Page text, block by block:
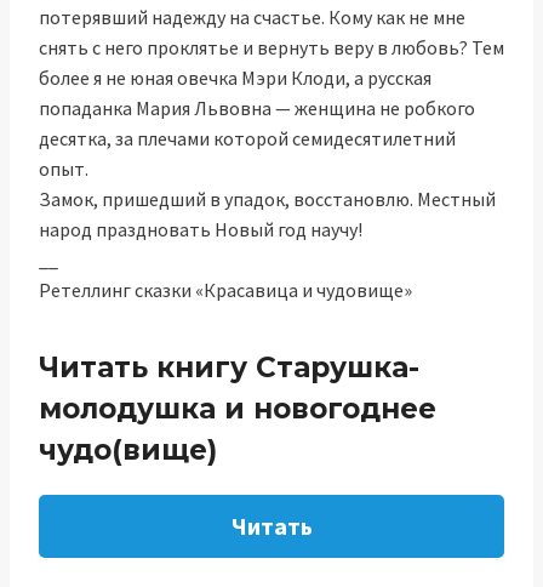
потерявший надежду на счастье. Кому как не мне
снять с него проклятье и вернуть веру в любовь? Тем
более я не юная овечка Мэри Клоди, а русская
попаданка Мария Львовна — женщина не робкого
десятка, за плечами которой семидесятилетний
опыт.
Замок, пришедший в упадок, восстановлю. Местный
народ праздновать Новый год научу!
Ретеллинг сказки «Красавица и чудовище»
Читать книгу Старушка-
молодушка и новогоднее
чудо(вище)
Читать